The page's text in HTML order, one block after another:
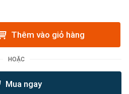
Thêm vào giỏ hàng
HOẶC
Mua ngay